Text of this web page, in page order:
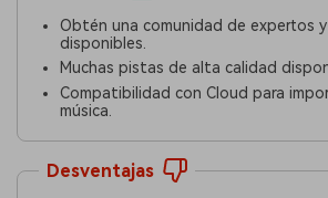
Obtén una comunidad de expertos
disponibles.
Muchas pistas de alta calidad
Compatibilidad con Cloud para
música.
Desventajas